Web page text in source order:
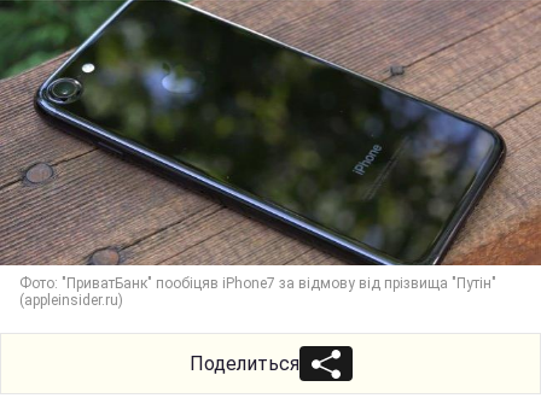
Фото: "ПриватБанк" пообіцяв iPhone7 за відмову від прізвища "Путін"
(appleinsider.ru)
Поделиться